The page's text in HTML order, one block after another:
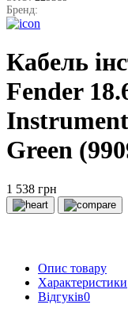
Бренд:
Кабель
Fender
Green
1 538 грн
Опис товару
Характеристики
Відгуків0